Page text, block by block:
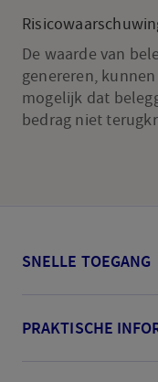
De waarde van
genereren,
mogelijk dat
bedrag niet
SNELLE TOEGANG
PRAKTISCHE